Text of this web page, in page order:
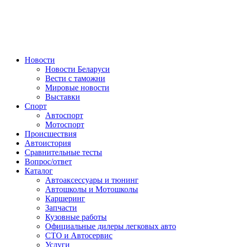
Сайт про автомобили
Новости
Новости Беларуси
Вести с таможни
Мировые новости
Выставки
Спорт
Автоспорт
Мотоспорт
Происшествия
Автоистория
Сравнительные тесты
Вопрос/ответ
Каталог
Автоакcессуары и тюнинг
Автошколы и Мотошколы
Каршеринг
Запчасти
Кузовные работы
Официальные дилеры легковых авто
СТО и Автосервис
Услуги